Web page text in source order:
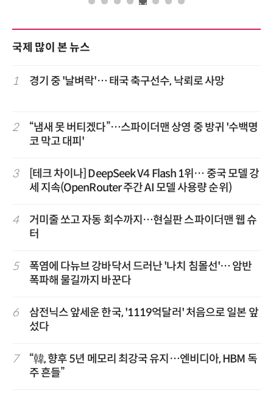
국제 많이 본 뉴스
1 경기 중 '날벼락'… 태국 축구선수, 낙뢰로 사망
2
“냄새 못 버티겠다”…스파이더맨 상영 중 방귀 '수백명
코 막고 대피'
3
[테크 차이나] DeepSeek V4 Flash 1위… 중국 모델 강
세 지속(OpenRouter 주간 AI 모델 사용량 순위)
4
거미줄 쏘고 자동 회수까지…현실판 스파이더맨 웹 슈
터
5
폭염에 다뉴브 강바닥서 드러난 '나치 침몰선'… 암반
폭파해 물길까지 바꾼다
6
삼전닉스 앞세운 한국, '1119억달러' 처음으로 일본 앞
섰다
7
“韓, 향후 5년 메모리 최강국 유지…엔비디아, HBM 독
주 흔들”